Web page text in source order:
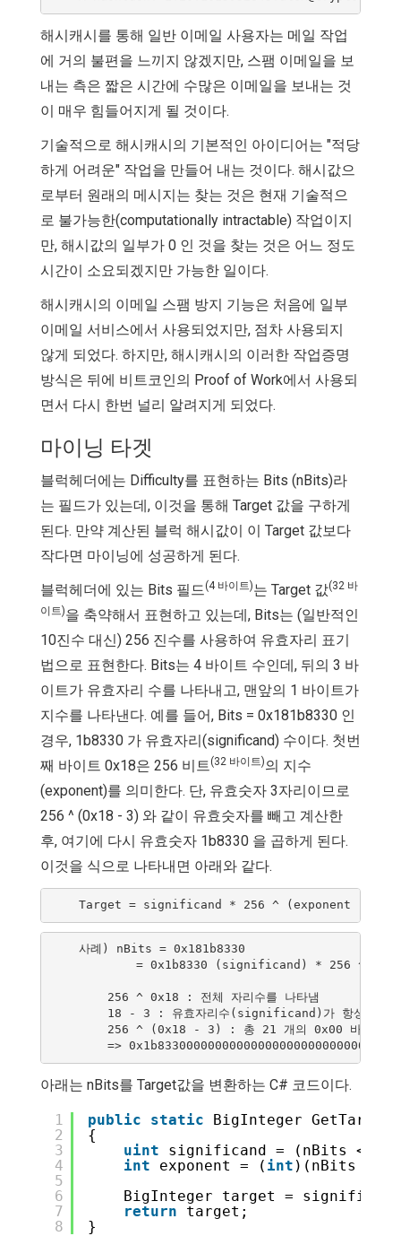
해시캐시를 통해 일반 이메일 사용자는 메일 작업
에 거의 불편을 느끼지 않겠지만, 스팸 이메일을 보
내는 측은 짧은 시간에 수많은 이메일을 보내는 것
이 매우 힘들어지게 될 것이다.
기술적으로 해시캐시의 기본적인 아이디어는 "적당
하게 어려운" 작업을 만들어 내는 것이다. 해시값으
로부터 원래의 메시지는 찾는 것은 현재 기술적으
로 불가능한(computationally intractable) 작업이지
만, 해시값의 일부가 0 인 것을 찾는 것은 어느 정도
시간이 소요되겠지만 가능한 일이다.
해시캐시의 이메일 스팸 방지 기능은 처음에 일부
이메일 서비스에서 사용되었지만, 점차 사용되지
않게 되었다. 하지만, 해시캐시의 이러한 작업증명
방식은 뒤에 비트코인의 Proof of Work에서 사용되
면서 다시 한번 널리 알려지게 되었다.
마이닝 타겟
블럭헤더에는 Difficulty를 표현하는 Bits (nBits)라
는 필드가 있는데, 이것을 통해 Target 값을 구하게
된다. 만약 계산된 블럭 해시값이 이 Target 값보다
작다면 마이닝에 성공하게 된다.
블럭헤더에 있는 Bits 필드(4 바이트)는 Target 값(32 바
이트)을 축약해서 표현하고 있는데, Bits는 (일반적인
10진수 대신) 256 진수를 사용하여 유효자리 표기
법으로 표현한다. Bits는 4 바이트 수인데, 뒤의 3 바
이트가 유효자리 수를 나타내고, 맨앞의 1 바이트가
지수를 나타낸다. 예를 들어, Bits = 0x181b8330 인
경우, 1b8330 가 유효자리(significand) 수이다. 첫번
째 바이트 0x18은 256 비트(32 바이트)의 지수
(exponent)를 의미한다. 단, 유효숫자 3자리이므로
256 ^ (0x18 - 3) 와 같이 유효숫자를 빼고 계산한
후, 여기에 다시 유효숫자 1b8330 을 곱하게 된다.
이것을 식으로 나타내면 아래와 같다.
    사례) nBits = 0x181b8330
= 0x1b8330 (significand) * 256 ^
        256 ^ 0x18 : 전체 자리수를 나타냄
18 - 3 : 유효자리수(significand)가 항상 3 바
256 ^ (0x18 - 3) : 총 21 개의 0x00 바이트가
아래는 nBits를 Target값을 변환하는 C# 코드이다.
1
2
3
4
5
6
7
8
public static
BigInteger GetTarget(
{
uint
significand = (nBits <<
int
exponent = ( int )(nBits >>
BigInteger target =
return
target;
}